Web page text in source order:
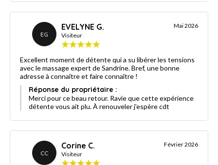
EG
EVELYNE G.
Visiteur
Mai 2026
Excellent moment de détente qui a su libérer les tensions
avec le massage expert de Sandrine. Bref, une bonne
adresse à connaître et faire connaître !
Réponse du propriétaire :
Merci pour ce beau retour. Ravie que cette expérience
détente vous ait plu. À renouveler j’espère cdt
CC
Corine C.
Visiteur
Février 2026